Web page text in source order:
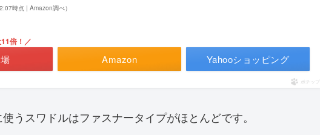
時点 | Amazon調べ）
Amazon
倍！／
Yahooショッピング
ポチップ
うスワドルはファスナータイプがほとんどです。